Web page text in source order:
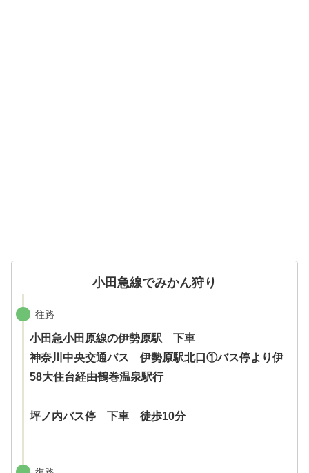
小田急線でみかん狩り
往路
小田急小田原線の伊勢原駅 下車
神奈川中央交通バス 伊勢原駅北口①バス停より伊
58大住台経由鶴巻温泉駅行
坪ノ内バス停 下車 徒歩10分